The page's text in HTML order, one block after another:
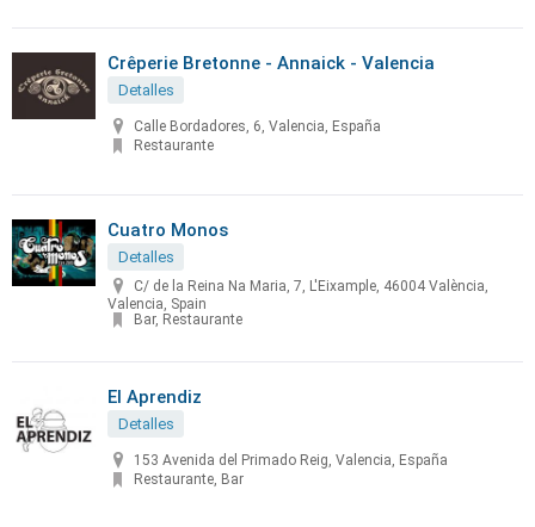
Crêperie Bretonne - Annaick - Valencia
Detalles
Calle Bordadores, 6, Valencia, España
Restaurante
Cuatro Monos
Detalles
C/ de la Reina Na Maria, 7, L'Eixample, 46004 València,
Valencia, Spain
Bar, Restaurante
El Aprendiz
Detalles
153 Avenida del Primado Reig, Valencia, España
Restaurante, Bar